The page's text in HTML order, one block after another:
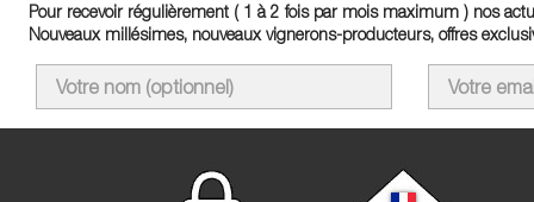
Pour recevoir régulièrement ( 1 à 2 fois par mois maximum ) nos
Nouveaux millésimes, nouveaux vignerons-producteurs, offres